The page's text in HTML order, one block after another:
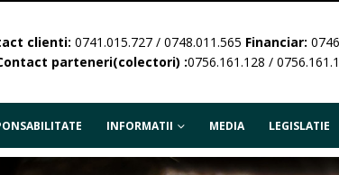
clienti: 0741.015.727 / 0748.011.565 Financiar:
parteneri(colectori) :0756.161.128 /
INFORMATII MEDIA LEGISLATIE